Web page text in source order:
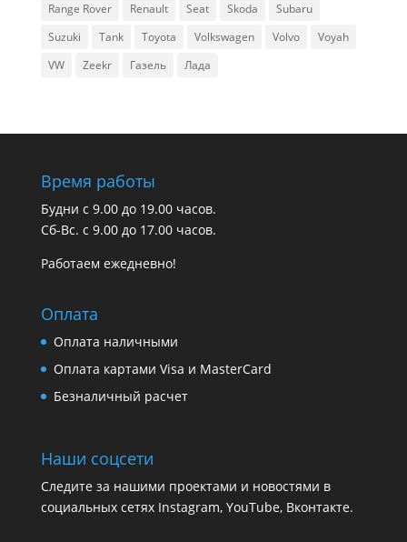
Range Rover
Renault Seat Skoda
Subaru
Suzuki
Tank Toyota Volkswagen Volvo
Voyah
VW
Zeekr Газель Лада
Время работы
Будни с 9.00 до 19.00 часов.
Сб-Вс. с 9.00 до 17.00 часов.
Работаем ежедневно!
Оплата
Оплата наличными
Оплата картами Visa и MasterCard
Безналичный расчет
Наши соцсети
Следите за нашими проектами и новостями в
социальных сетях Instagram, YouTube, Вконтакте.